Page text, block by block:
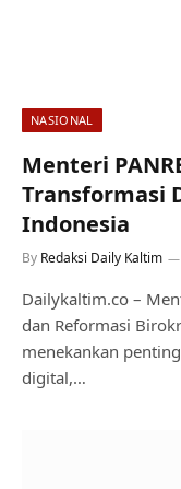
NASIONAL
Menteri
Transformasi
Indonesia
By Redaksi Daily Kaltim
Dailykaltim.co –
dan Reformasi
menekankan
digital,…